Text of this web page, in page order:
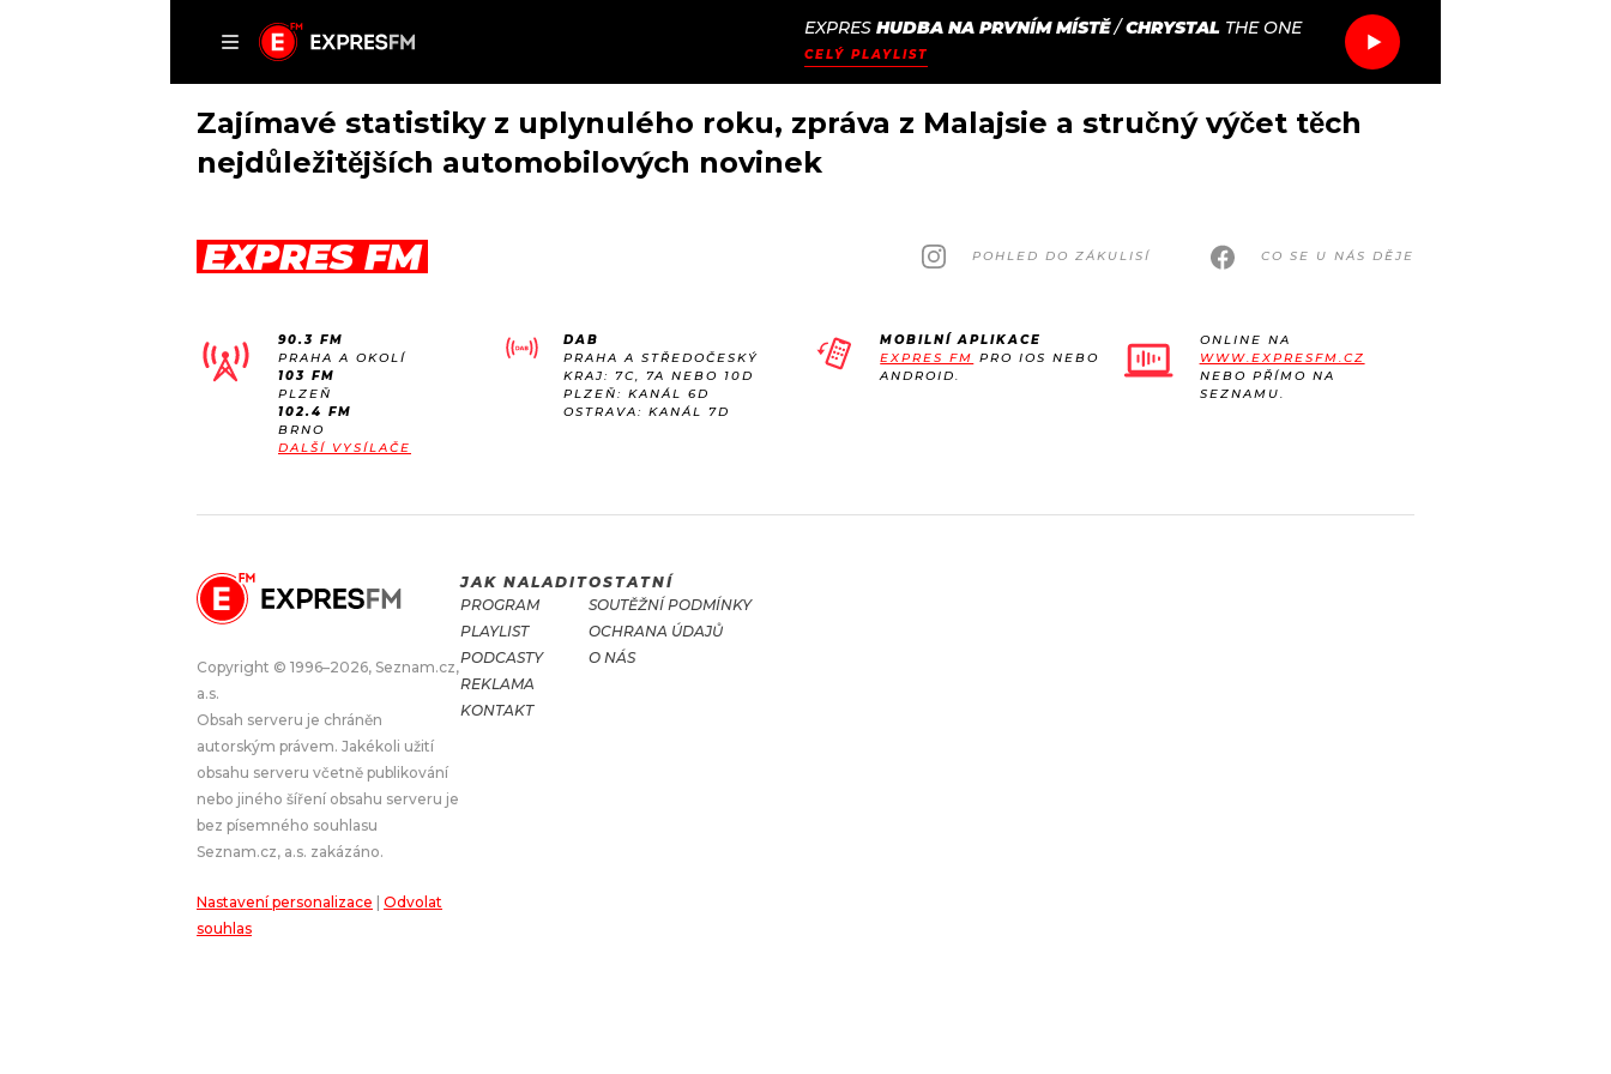
EXPRES HUDBA NA PRVNÍM MÍSTĚ/CHRYSTAL THE ONE
CELÝ PLAYLIST
ČLÁNKY
HUDBA
ROZHOVORY
#NEBUDUDOMA
KALENDÁŘ
JAK NALADIT
APLIKACE
PROGRAM
SOUTĚŽE
Zajímavé statistiky z uplynulého roku, zpráva z Malajsie a stručný výčet těch
nejdůležitějších automobilových novinek
EXPRES FM POHLED DO ZÁKULISÍ CO SE U NÁS DĚJE
90.3 FM
PRAHA A OKOLÍ
103 FM
PLZEŇ
102.4 FM
BRNO
DALŠÍ VYSÍLAČE
DAB
PRAHA A STŘEDOČESKÝ
KRAJ: 7C, 7A NEBO 10D
PLZEŇ: KANÁL 6D
OSTRAVA: KANÁL 7D
MOBILNÍ APLIKACE
EXPRES FM PRO IOS NEBO
ANDROID.
ONLINE NA
WWW.EXPRESFM.CZ
NEBO PŘÍMO NA
SEZNAMU.
Copyright © 1996–2026, Seznam.cz,
a.s.
Obsah serveru je chráněn
autorským právem. Jakékoli užití
obsahu serveru včetně publikování
nebo jiného šíření obsahu serveru je
bez písemného souhlasu
Seznam.cz, a.s. zakázáno.
Nastavení personalizace
Odvolat
souhlas
JAK NALADIT
PROGRAM
PLAYLIST
PODCASTY
REKLAMA
KONTAKT
OSTATNÍ
SOUTĚŽNÍ PODMÍNKY
OCHRANA ÚDAJŮ
O NÁS